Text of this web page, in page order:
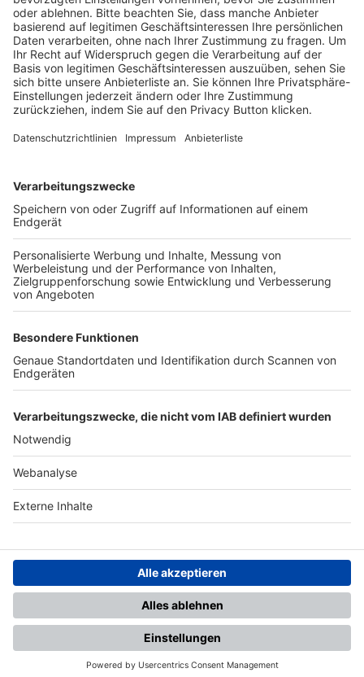
BFV-Geschäftsstellen
Trainerbörse
Login SpielPlus
FOLGE DEM BFV
TOP-VEREINE
TOP-PARTNER
Nutzungsbedingungen Datenschutz Impressum